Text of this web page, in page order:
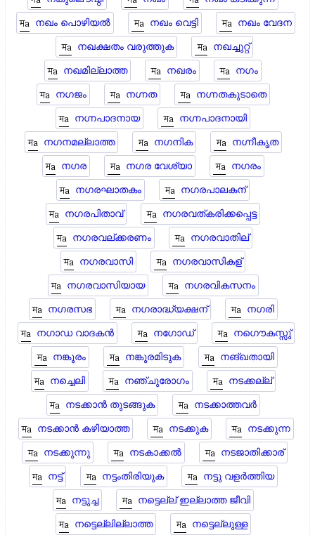
നഖം പൊഴിയല്‍
നഖം വെട്ടി
നഖം വേദന
നഖക്ഷതം വരുത്തുക
നഖച്ചുറ്റ്
നഖമില്ലാത്ത
നഖരം
നഗം
നഗജം
നഗ്നത
നഗ്നതകുടാതെ
നഗ്നപാദനായ
നഗ്നപാദനായി
നഗനമല്ലാത്ത
നഗനിക
നഗ്നീകൃത
നഗര
നഗര വേശ്യാ
നഗരം
നഗരഘാതകം
നഗരപാലകന്
നഗരപിതാവ്
നഗരവത്കരിക്കപ്പെട്ട
നഗരവല്ക്കരണം
നഗരവാതില്
നഗരവാസി
നഗരവാസികള്
നഗരവാസിയായ
നഗരവികസനം
നഗരസഭ
നഗരാദ്ധ്യക്ഷന്
നഗരി
നഗാഡ വാദകൻ
നഗോഡ്
നഗൌകസ്സു്
നങ്കൂരം
നങ്കൂരമിടുക
നങ്ഖതായി
നച്ചെലി
നഞ്ചുരോഗം
നടക്കല്ല്
നടക്കാൻ തുടങ്ങുക
നടക്കാത്തവർ
നടക്കാന്‍ കഴിയാത്ത
നടക്കുക
നടക്കുന്ന
നടക്കുന്നു
നടകാക്കല്‍
നടജാതിക്കാര്
നട്ട്
നട്ടംതിരിയുക
നട്ടു വളർത്തിയ
നട്ടുച്ച
നട്ടെല്ല് ഇല്ലാത്ത ജീവി
നട്ടെല്ലില്ലാത്ത
നട്ടെല്ലുള്ള